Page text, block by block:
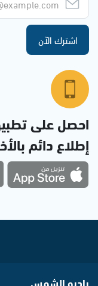
اشترك الآن
احصل على
إطلاع دائم